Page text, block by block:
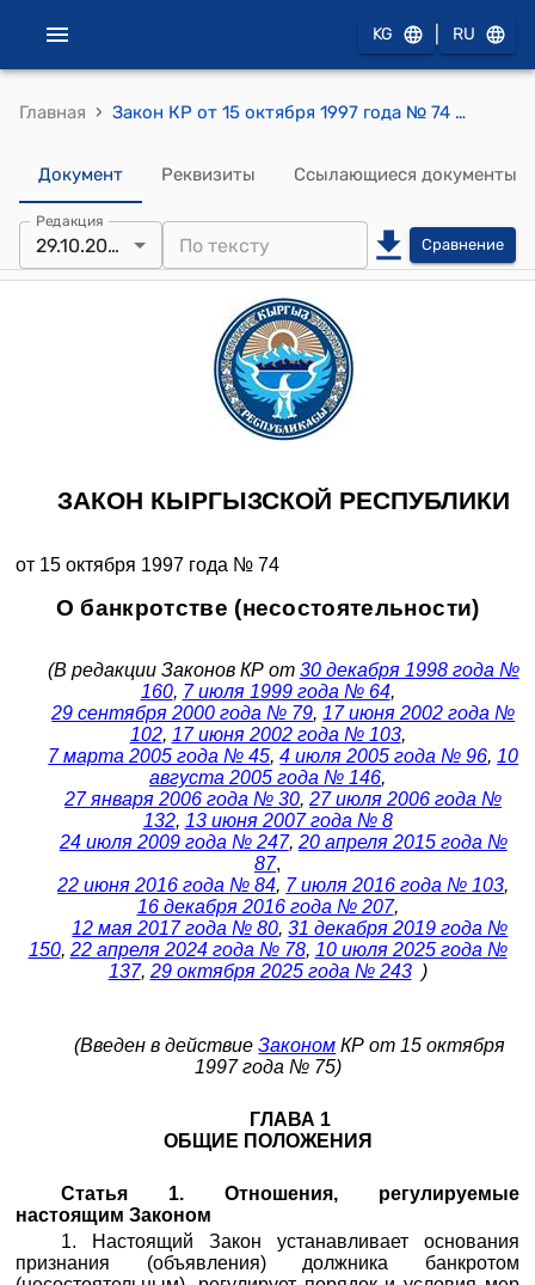
KG RU
Главная › Закон КР от 15 октября 1997 года № 74 "О банкротстве (несостоятельности)"
Документ Реквизиты Ссылающиеся документы
Редакция
29.10.2025 Сравнение